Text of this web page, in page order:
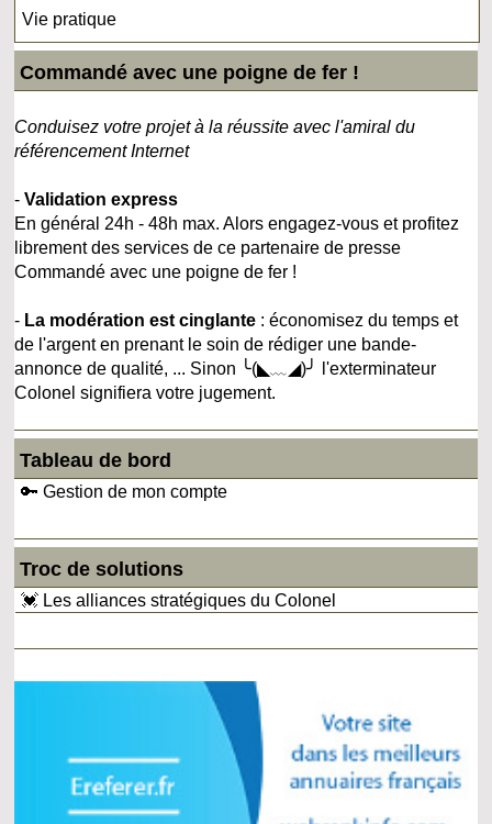
Vie pratique
Commandé avec une poigne de fer !
Conduisez votre projet à la réussite avec l'amiral du
référencement Internet
-Validation express
En général 24h - 48h max. Alors engagez-vous et profitez
librement des services de ce partenaire de presse
Commandé avec une poigne de fer !
- La modération est cinglante : économisez du temps et
de l'argent en prenant le soin de rédiger une bande-
annonce de qualité, ... Sinon ╰(◣﹏◢)╯ l'exterminateur
Colonel signifiera votre jugement.
Tableau de bord
🔑 Gestion de mon compte
Troc de solutions
💓 Les alliances stratégiques du Colonel